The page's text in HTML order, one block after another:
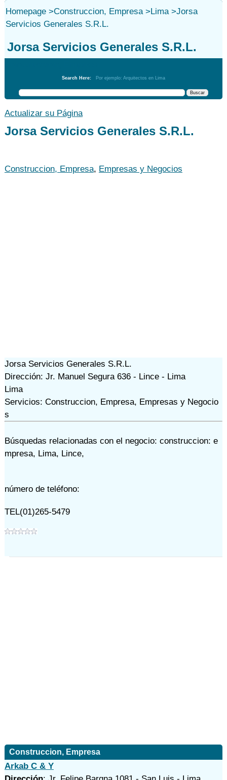
Homepage>Construccion, Empresa>Lima>Jorsa
Servicios Generales S.R.L.
Jorsa Servicios Generales S.R.L.
Search Here: Por ejemplo: Arquitectos en Lima
Actualizar su Página
Jorsa Servicios Generales S.R.L.
Construccion, Empresa, Empresas y Negocios
Jorsa Servicios Generales S.R.L.
Dirección: Jr. Manuel Segura 636 - Lince - Lima
Lima
Servicios: Construccion, Empresa, Empresas y Negocio
s
Búsquedas relacionadas con el negocio: construccion: e
mpresa, Lima, Lince,
número de teléfono:
TEL(01)265-5479
Construccion, Empresa
Arkab C & Y